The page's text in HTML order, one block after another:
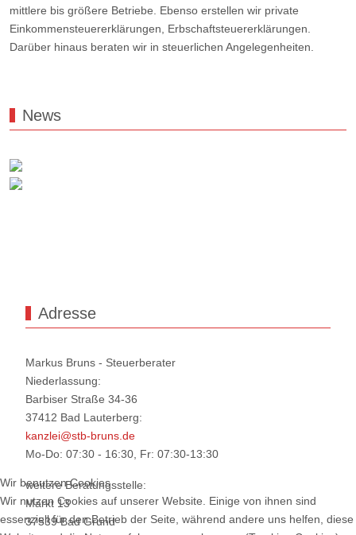
mittlere bis größere Betriebe. Ebenso erstellen wir private
Einkommensteuererklärungen, Erbschaftsteuererklärungen.
Darüber hinaus beraten wir in steuerlichen Angelegenheiten.
News
Adresse
Markus Bruns - Steuerberater
Niederlassung:
Barbiser Straße 34-36
37412 Bad Lauterberg:
kanzlei@stb-bruns.de
Mo-Do: 07:30 - 16:30, Fr: 07:30-13:30
weitere Beratungsstelle:
Markt 13
37539 Bad Grund
Wir benutzen Cookies
Wir nutzen Cookies auf unserer Website. Einige von ihnen sind
essenziell für den Betrieb der Seite, während andere uns helfen, diese